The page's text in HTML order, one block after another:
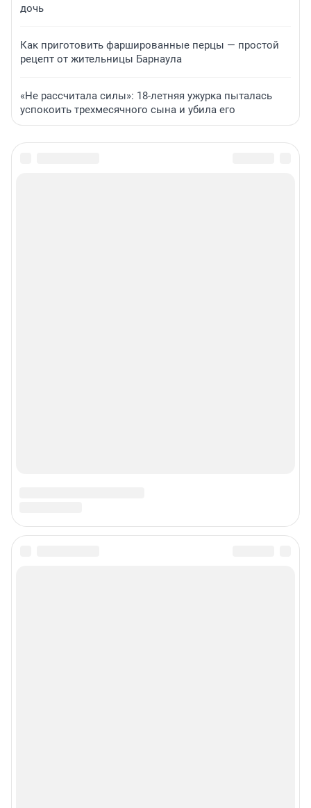
дочь
Как приготовить фаршированные перцы — простой
рецепт от жительницы Барнаула
«Не рассчитала силы»: 18-летняя ужурка пыталась
успокоить трехмесячного сына и убила его